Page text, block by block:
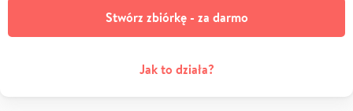
Stwórz zbiórkę - za darmo
Jak to działa?